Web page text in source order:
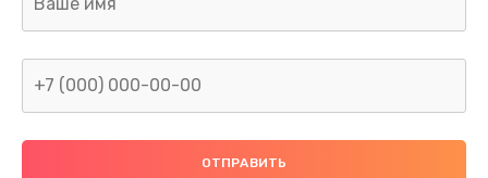
Нет звука
800 руб.
Не видит флешку